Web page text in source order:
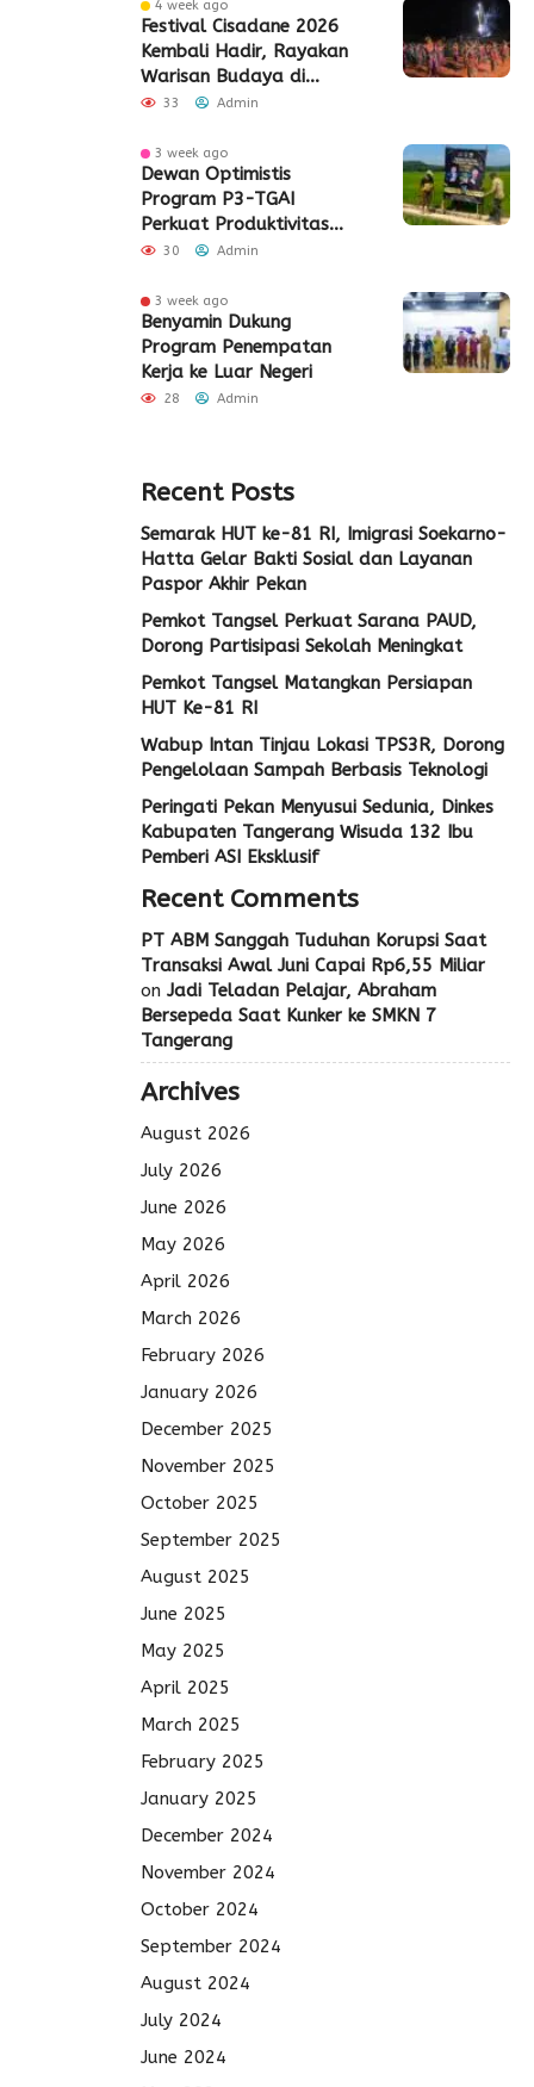
4 week ago
Festival Cisadane 2026
Kembali Hadir, Rayakan
Warisan Budaya di
Jantung Kota Tangerang
33 Admin
3 week ago
Dewan Optimistis
Program P3-TGAI
Perkuat Produktivitas
Pertanian di Lebak
30 Admin
3 week ago
Benyamin Dukung
Program Penempatan
Kerja ke Luar Negeri
28 Admin
Recent Posts
Semarak HUT ke-81 RI, Imigrasi Soekarno-
Hatta Gelar Bakti Sosial dan Layanan
Paspor Akhir Pekan
Pemkot Tangsel Perkuat Sarana PAUD,
Dorong Partisipasi Sekolah Meningkat
Pemkot Tangsel Matangkan Persiapan
HUT Ke-81 RI
Wabup Intan Tinjau Lokasi TPS3R, Dorong
Pengelolaan Sampah Berbasis Teknologi
Peringati Pekan Menyusui Sedunia, Dinkes
Kabupaten Tangerang Wisuda 132 Ibu
Pemberi ASI Eksklusif
Recent Comments
PT ABM Sanggah Tuduhan Korupsi Saat
Transaksi Awal Juni Capai Rp6,55 Miliar
on Jadi Teladan Pelajar, Abraham
Bersepeda Saat Kunker ke SMKN 7
Tangerang
Archives
August 2026
July 2026
June 2026
May 2026
April 2026
March 2026
February 2026
January 2026
December 2025
November 2025
October 2025
September 2025
August 2025
June 2025
May 2025
April 2025
March 2025
February 2025
January 2025
December 2024
November 2024
October 2024
September 2024
August 2024
July 2024
June 2024